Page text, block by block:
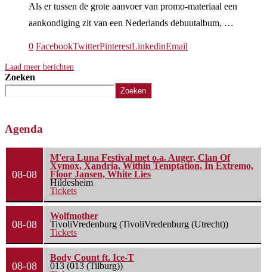
Als er tussen de grote aanvoer van promo-materiaal een
aankondiging zit van een Nederlands debuutalbum, …
0 FacebookTwitterPinterestLinkedinEmail
Laad meer berichten
Zoeken
Zoeken
Agenda
08-08
M'era Luna Festival met o.a. Auger, Clan Of
Xymox, Xandria, Within Temptation, In Extremo,
Floor Jansen, White Lies
Hildesheim
Tickets
08-08
Wolfmother
TivoliVredenburg (TivoliVredenburg (Utrecht))
Tickets
08-08
Body Count ft. Ice-T
013 (013 (Tilburg))